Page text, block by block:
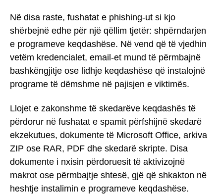
Në disa raste, fushatat e phishing-ut si kjo
shërbejnë edhe për një qëllim tjetër: shpërndarjen
e programeve keqdashëse. Në vend që të vjedhin
vetëm kredencialet, email-et mund të përmbajnë
bashkëngjitje ose lidhje keqdashëse që instalojnë
programe të dëmshme në pajisjen e viktimës.
Llojet e zakonshme të skedarëve keqdashës të
përdorur në fushatat e spamit përfshijnë skedarë
ekzekutues, dokumente të Microsoft Office, arkiva
ZIP ose RAR, PDF dhe skedarë skripte. Disa
dokumente i nxisin përdoruesit të aktivizojnë
makrot ose përmbajtje shtesë, gjë që shkakton në
heshtje instalimin e programeve keqdashëse.